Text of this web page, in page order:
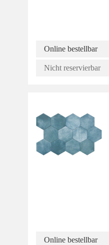
Online bestellbar
Nicht reservierbar
Online bestellbar